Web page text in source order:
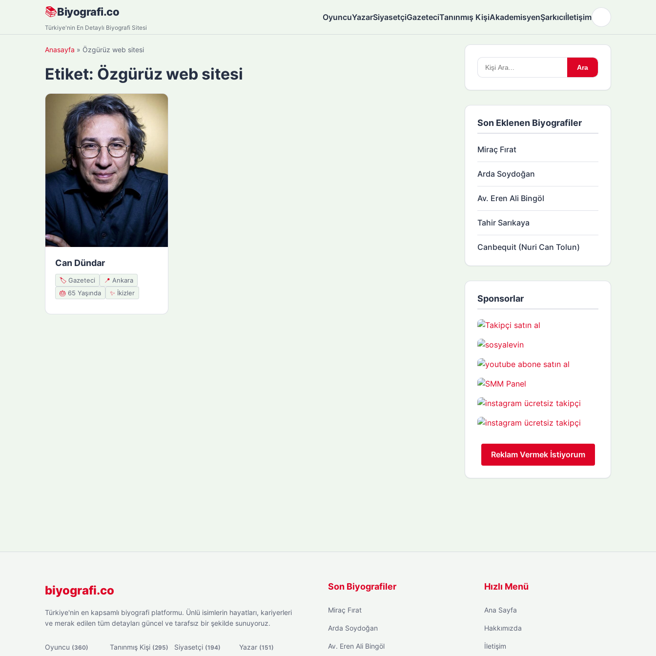
📚Biyografi.co
Türkiye'nin En Detaylı Biyografi Sitesi
OyuncuYazarSiyasetçiGazeteciTanınmış KişiAkademisyenŞarkıcıİletişim
Anasayfa » Özgürüz web sitesi
Etiket: Özgürüz web sitesi
Can Dündar
🏷️ Gazeteci 📍 Ankara
🎂 65 Yaşında ✨ İkizler
Arama
yapın:
Ara
Son Eklenen Biyografiler
Miraç Fırat
Arda Soydoğan
Av. Eren Ali Bingöl
Tahir Sarıkaya
Canbequit (Nuri Can Tolun)
Sponsorlar
Reklam Vermek İstiyorum
biyografi.co
Türkiye'nin en kapsamlı biyografi platformu. Ünlü isimlerin hayatları, kariyerleri
ve merak edilen tüm detayları güncel ve tarafsız bir şekilde sunuyoruz.
Oyuncu (360) Tanınmış Kişi (295) Siyasetçi (194) Yazar (151)
Son Biyografiler
Miraç Fırat
Arda Soydoğan
Av. Eren Ali Bingöl
Hızlı Menü
Ana Sayfa
Hakkımızda
İletişim